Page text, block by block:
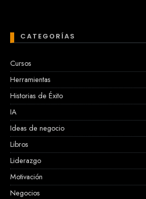
CATEGORÍAS
Cursos
Herramientas
Historias de Éxito
IA
Ideas de negocio
Libros
Liderazgo
Motivación
Negocios